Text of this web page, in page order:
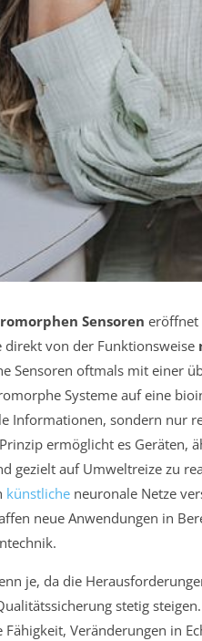
Sensoren eröffnet
von der Funktionsweise
Sensoren oftmals mit einer
Systeme auf eine
Informationen, sondern nur
ermöglicht es Geräten,
gezielt auf Umweltreize zu
künstliche neuronale Netze
neue Anwendungen in
je, da die
stetig
Veränderungen in